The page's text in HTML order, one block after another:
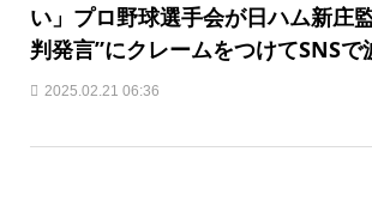
い」プロ野球選手会が日ハム新庄
判発言”にクレームをつけてSNSで
2025.02.21 06:36